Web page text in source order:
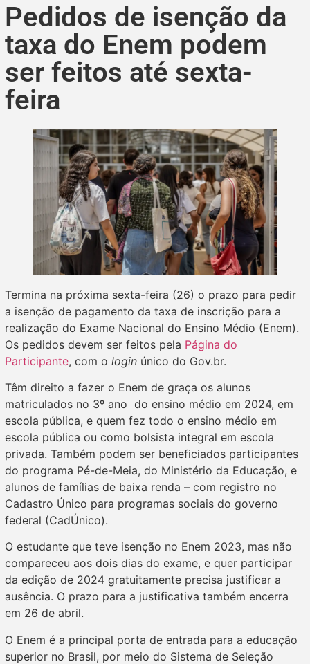
Pedidos de isenção da
taxa do Enem podem
ser feitos até sexta-
feira
Termina na próxima sexta-feira (26) o prazo para pedir
a isenção de pagamento da taxa de inscrição para a
realização do Exame Nacional do Ensino Médio (Enem).
Os pedidos devem ser feitos pela Página do
Participante, com o login único do Gov.br.
Têm direito a fazer o Enem de graça os alunos
matriculados no 3º ano do ensino médio em 2024, em
escola pública, e quem fez todo o ensino médio em
escola pública ou como bolsista integral em escola
privada. Também podem ser beneficiados participantes
do programa Pé-de-Meia, do Ministério da Educação, e
alunos de famílias de baixa renda – com registro no
Cadastro Único para programas sociais do governo
federal (CadÚnico).
O estudante que teve isenção no Enem 2023, mas não
compareceu aos dois dias do exame, e quer participar
da edição de 2024 gratuitamente precisa justificar a
ausência. O prazo para a justificativa também encerra
em 26 de abril.
O Enem é a principal porta de entrada para a educação
superior no Brasil, por meio do Sistema de Seleção